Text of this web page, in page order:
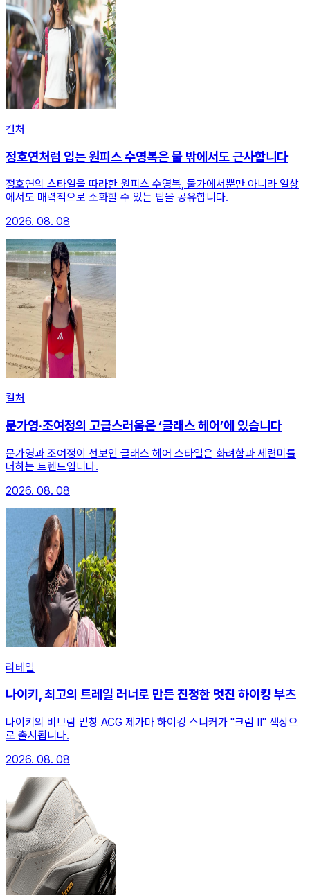
컬처
정호연처럼 입는 원피스 수영복은 물 밖에서도 근사합니다
정호연의 스타일을 따라한 원피스 수영복, 물가에서뿐만 아니라 일상
에서도 매력적으로 소화할 수 있는 팁을 공유합니다.
2026. 08. 08
컬처
문가영·조여정의 고급스러움은 ‘글래스 헤어’에 있습니다
문가영과 조여정이 선보인 글래스 헤어 스타일은 화려함과 세련미를
더하는 트렌드입니다.
2026. 08. 08
리테일
나이키, 최고의 트레일 러너로 만든 진정한 멋진 하이킹 부츠
나이키의 비브람 밑창 ACG 제가마 하이킹 스니커가 "크림 II" 색상으
로 출시됩니다.
2026. 08. 08